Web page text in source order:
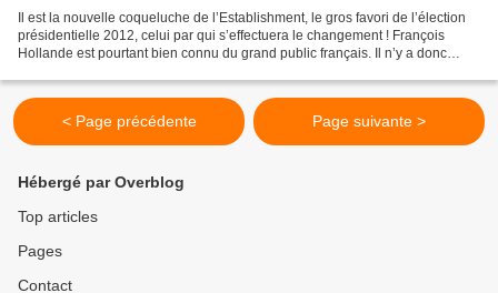
Il est la nouvelle coqueluche de l’Establishment, le gros favori de l’élection
présidentielle 2012, celui par qui s’effectuera le changement ! François
Hollande est pourtant bien connu du grand public français. Il n’y a donc
< Page précédente Page suivante >
Hébergé par Overblog
Top articles
Pages
Contact